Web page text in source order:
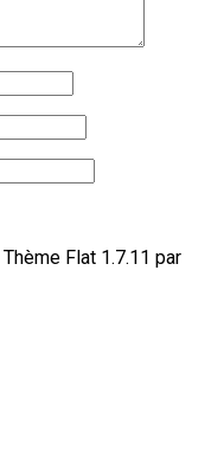
Thème Flat 1.7.11 par